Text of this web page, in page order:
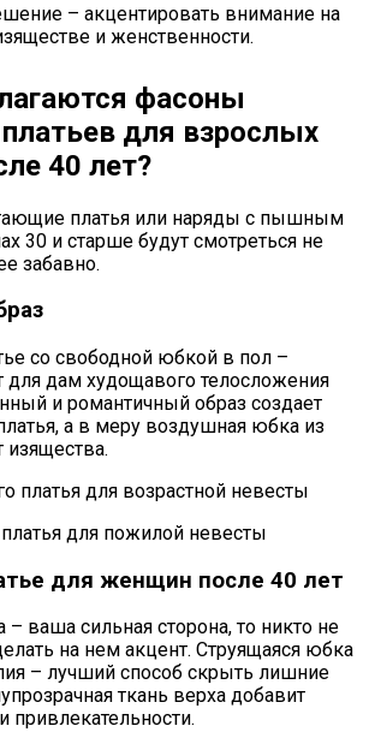
– акцентировать внимание на
и женственности.
фасоны
для взрослых
40 лет?
платья или наряды с пышным
30 и старше будут смотреться не
забавно.
со свободной юбкой в ​​пол –
для дам худощавого телосложения
и романтичный образ создает
а в меру воздушная юбка из
изящества.
для пожилой невесты
для женщин после 40 лет
ваша сильная сторона, то никто не
на нем акцент. Струящаяся юбка
– лучший способ скрыть лишние
ткань верха добавит
привлекательности.